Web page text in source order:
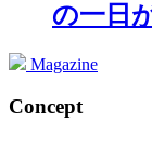
の一日
Magazine
Concept